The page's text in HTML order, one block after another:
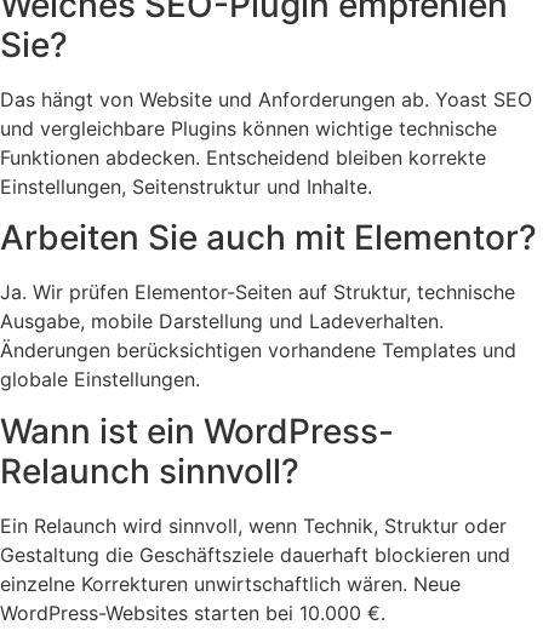
Sie?
Das hängt von Website und Anforderungen ab. Yoast SEO
und vergleichbare Plugins können wichtige technische
Funktionen abdecken. Entscheidend bleiben korrekte
Einstellungen, Seitenstruktur und Inhalte.
Arbeiten Sie auch mit Elementor?
Ja. Wir prüfen Elementor-Seiten auf Struktur, technische
Ausgabe, mobile Darstellung und Ladeverhalten.
Änderungen berücksichtigen vorhandene Templates und
globale Einstellungen.
Wann ist ein WordPress-
Relaunch sinnvoll?
Ein Relaunch wird sinnvoll, wenn Technik, Struktur oder
Gestaltung die Geschäftsziele dauerhaft blockieren und
einzelne Korrekturen unwirtschaftlich wären. Neue
WordPress-Websites starten bei 10.000 €.